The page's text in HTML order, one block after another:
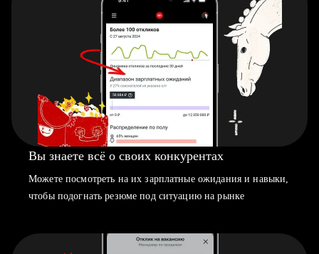
Вы знаете всё о своих конкурентах
Можете посмотреть на их зарплатные ожидания и навыки,
чтобы подогнать резюме под ситуацию на рынке